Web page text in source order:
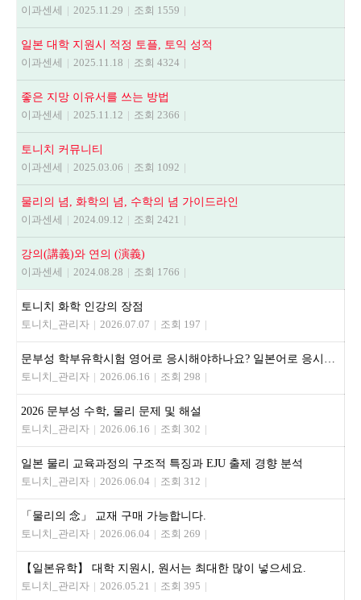
이과센세
| 2025.11.29 | 조회 1559 |
일본 대학 지원시 적정 토플, 토익 성적
이과센세
| 2025.11.18 | 조회 4324 |
좋은 지망 이유서를 쓰는 방법
이과센세
| 2025.11.12 | 조회 2366 |
토니치 커뮤니티
이과센세
| 2025.03.06 | 조회 1092 |
물리의 념, 화학의 념, 수학의 념 가이드라인
이과센세
| 2024.09.12 | 조회 2421 |
강의(講義)와 연의 (演義)
이과센세
| 2024.08.28 | 조회 1766 |
토니치 화학 인강의 장점
토니치_관리자 | 2026.07.07 | 조회 197 |
문부성 학부유학시험 영어로 응시해야하나요? 일본어로 응시해야하나요?
토니치_관리자 | 2026.06.16 | 조회 298 |
2026 문부성 수학, 물리 문제 및 해설
토니치_관리자 | 2026.06.16 | 조회 302 |
일본 물리 교육과정의 구조적 특징과 EJU 출제 경향 분석
토니치_관리자 | 2026.06.04 | 조회 312 |
「물리의 念」 교재 구매 가능합니다.
토니치_관리자 | 2026.06.04 | 조회 269 |
【일본유학】 대학 지원시, 원서는 최대한 많이 넣으세요.
토니치_관리자 | 2026.05.21 | 조회 395 |